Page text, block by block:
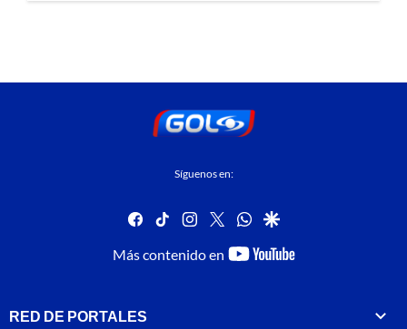
Síguenos en:
facebook
tiktok instagram
twitterwhatsapp
google
Más contenido en
youtube-
RED DE PORTALES